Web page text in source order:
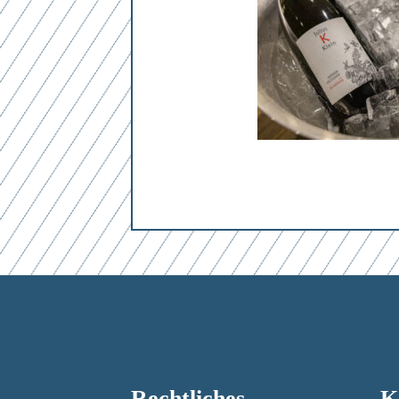
Mit dem Absenden des Formulars
Mit dem Absenden des Formulars